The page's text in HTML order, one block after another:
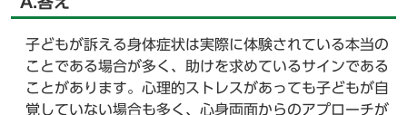
子どもが訴える身体症状は実際に体験されている本当の
ことである場合が多く、助けを求めているサインである
ことがあります。心理的ストレスがあっても子どもが自
覚していない場合も多く、心身両面からのアプローチが